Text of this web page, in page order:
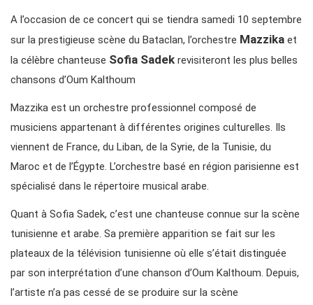
A l’occasion de ce concert qui se tiendra samedi 10 septembre
sur la prestigieuse scène du Bataclan, l’orchestre Mazzika et
la célèbre chanteuse Sofia Sadek revisiteront les plus belles
chansons d’Oum Kalthoum
Mazzika est un orchestre professionnel composé de
musiciens appartenant à différentes origines culturelles. Ils
viennent de France, du Liban, de la Syrie, de la Tunisie, du
Maroc et de l’Égypte. L’orchestre basé en région parisienne est
spécialisé dans le répertoire musical arabe.
Quant à Sofia Sadek, c’est une chanteuse connue sur la scène
tunisienne et arabe. Sa première apparition se fait sur les
plateaux de la télévision tunisienne où elle s’était distinguée
par son interprétation d’une chanson d’Oum Kalthoum. Depuis,
l’artiste n’a pas cessé de se produire sur la scène